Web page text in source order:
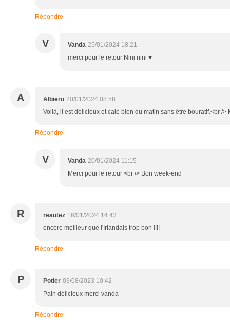
Répondre
V Vanda 25/01/2024 18:21
merci pour le retour Nini nini ♥
A Albiero 20/01/2024 08:58
Voilà, il est délicieux et cale bien du matin sans être bouratif.<br />
Répondre
V Vanda 20/01/2024 11:15
Merci pour le retour <br /> Bon week-end
R reautez 16/01/2024 14:43
encore meilleur que l'Irlandais trop bon !!!!
Répondre
P Potier 03/08/2023 10:42
Pain délicieux merci vanda
Répondre